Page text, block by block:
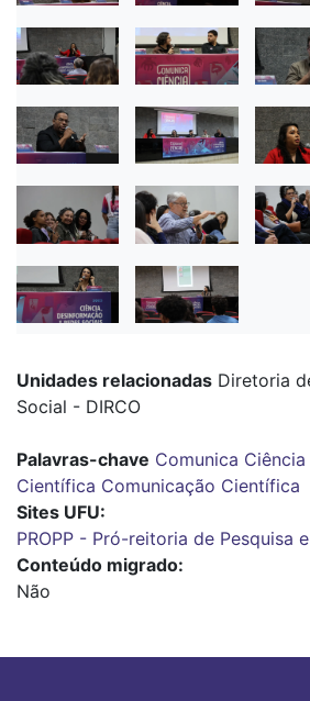
Unidades relacionadas Diretoria
Social - DIRCO
Palavras-chave Comunica Ciência
Científica Comunicação Científica
Sites UFU
PROPP - Pró-reitoria de Pesquisa
Conteúdo migrado
Não